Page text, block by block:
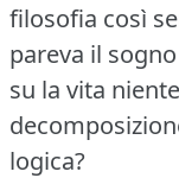
filosofia così
pareva il
su la vita
logica?